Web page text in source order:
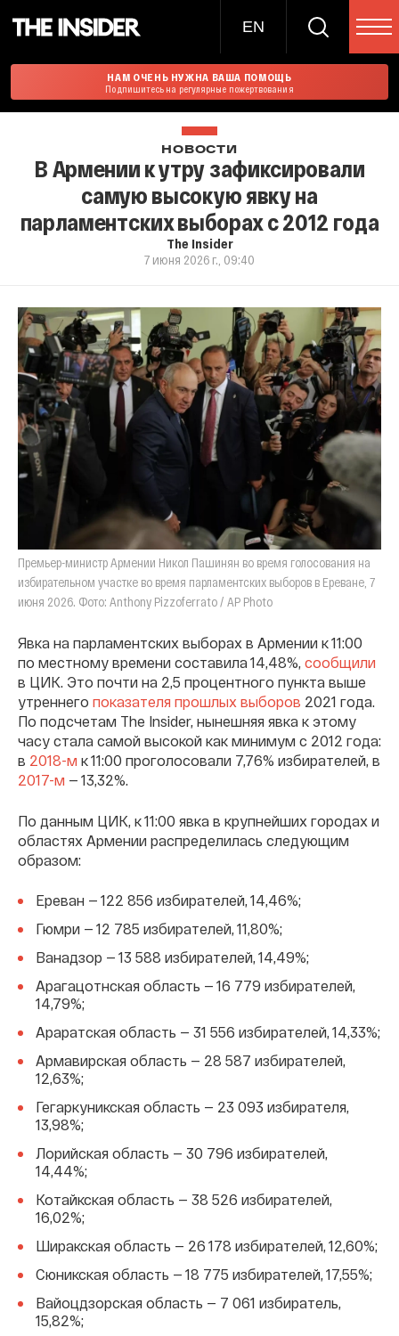
EN
НАМ ОЧЕНЬ НУЖНА ВАША ПОМОЩЬ
Подпишитесь на регулярные пожертвования
НОВОСТИ
В Армении к утру зафиксировали
самую высокую явку на
парламентских выборах с 2012 года
The Insider
7 июня 2026 г., 09:40
Премьер-министр Армении Никол Пашинян во время голосования на
избирательном участке во время парламентских выборов в Ереване, 7
июня 2026. Фото: Anthony Pizzoferrato / AP Photo
Явка на парламентских выборах в Армении к 11:00
по местному времени составила 14,48%, сообщили
в ЦИК. Это почти на 2,5 процентного пункта выше
утреннего показателя прошлых выборов 2021 года.
По подсчетам The Insider, нынешняя явка к этому
часу стала самой высокой как минимум с 2012 года:
в 2018-м к 11:00 проголосовали 7,76% избирателей, в
2017-м — 13,32%.
По данным ЦИК, к 11:00 явка в крупнейших городах и
областях Армении распределилась следующим
образом:
Ереван — 122 856 избирателей, 14,46%;
Гюмри — 12 785 избирателей, 11,80%;
Ванадзор — 13 588 избирателей, 14,49%;
Арагацотнская область — 16 779 избирателей,
14,79%;
Араратская область — 31 556 избирателей, 14,33%;
Армавирская область — 28 587 избирателей,
12,63%;
Гегаркуникская область — 23 093 избирателя,
13,98%;
Лорийская область — 30 796 избирателей,
14,44%;
Котайкская область — 38 526 избирателей,
16,02%;
Ширакская область — 26 178 избирателей, 12,60%;
Сюникская область — 18 775 избирателей, 17,55%;
Вайоцдзорская область — 7 061 избиратель,
15,82%;